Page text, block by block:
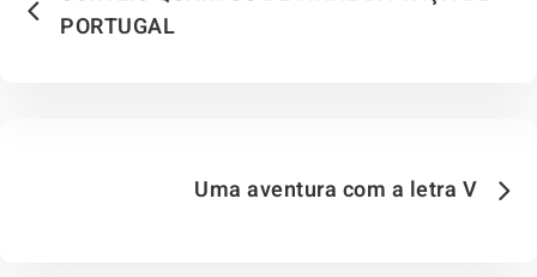
PORTUGAL
Uma aventura com a letra V